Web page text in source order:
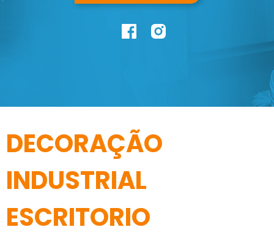
DECORAÇÃO
INDUSTRIAL
ESCRITORIO